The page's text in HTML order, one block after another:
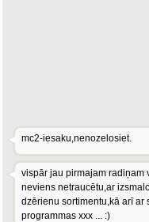
mc2-iesaku,nenozelosiet.
vispār jau pirmajam radiņam
neviens netraucētu,ar
dzērienu sortimentu,kā arī ar
programmas xxx ... :)